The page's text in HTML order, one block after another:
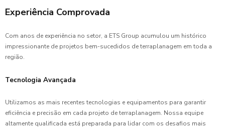
Experiência Comprovada
Com anos de experiência no setor, a ETS Group acumulou um histórico
impressionante de projetos bem-sucedidos de terraplanagem em toda a
região.
Tecnologia Avançada
Utilizamos as mais recentes tecnologias e equipamentos para garantir
eficiência e precisão em cada projeto de terraplanagem. Nossa equipe
altamente qualificada está preparada para lidar com os desafios mais